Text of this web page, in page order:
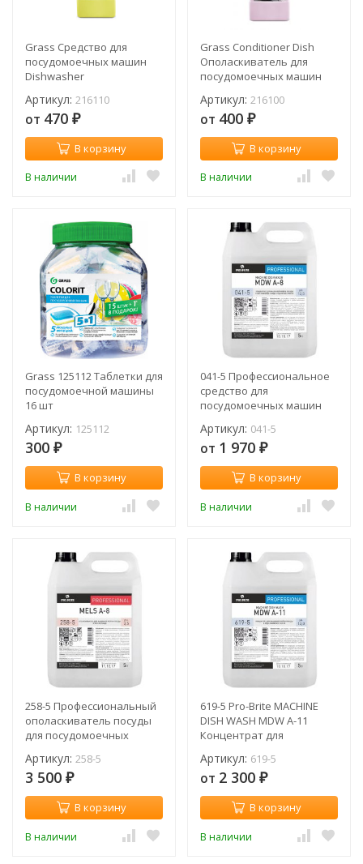
Grass Средство для
посудомоечных машин
Dishwasher
Артикул: 216110
от 470 ₽
В корзину
В наличии
Grass Conditioner Dish
Ополаскиватель для
посудомоечных машин
Артикул: 216100
от 400 ₽
В корзину
В наличии
Grass 125112 Таблетки для
посудомоечной машины
16 шт
Артикул: 125112
300 ₽
В корзину
В наличии
041-5 Профессиональное
средство для
посудомоечных машин
Артикул: 041-5
от 1 970 ₽
В корзину
В наличии
258-5 Профессиональный
ополаскиватель посуды
для посудомоечных
5 л
Артикул: 258-5
3 500 ₽
В корзину
В наличии
619-5 Pro-Brite MACHINE
DISH WASH MDW A-11
Концентрат для
и тары в воде любой
жесткости / 5 л
Артикул: 619-5
от 2 300 ₽
В корзину
В наличии